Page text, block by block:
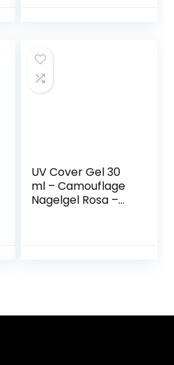
UV Cover Gel 30
ml – Camouflage
Nagelgel Rosa –